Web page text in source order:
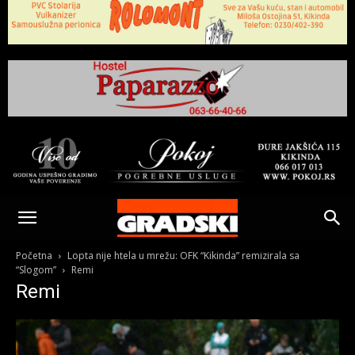
Gradski
Online
Kikinda
Početna
Lopta nije htela u mrežu: OFK “Kikinda” remizirala sa
“Slogom”
Remi
Remi